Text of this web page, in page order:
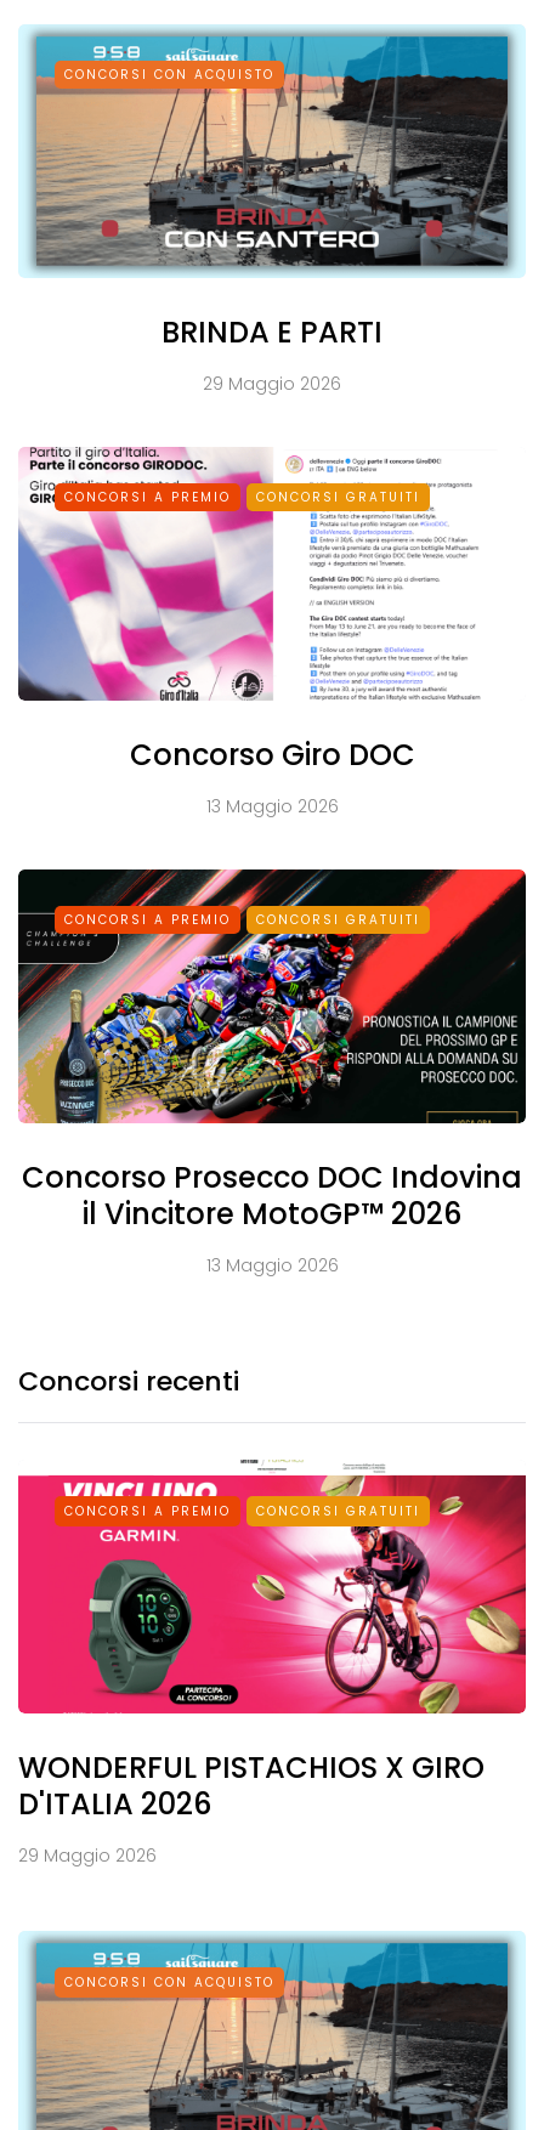
CONCORSI CON ACQUISTO
BRINDA E PARTI
29 Maggio 2026
CONCORSI A PREMIO CONCORSI GRATUITI
Concorso Giro DOC
13 Maggio 2026
CONCORSI A PREMIO CONCORSI GRATUITI
Concorso Prosecco DOC Indovina
il Vincitore MotoGP™ 2026
13 Maggio 2026
Concorsi recenti
CONCORSI A PREMIO CONCORSI GRATUITI
WONDERFUL PISTACHIOS X GIRO
D'ITALIA 2026
29 Maggio 2026
CONCORSI CON ACQUISTO